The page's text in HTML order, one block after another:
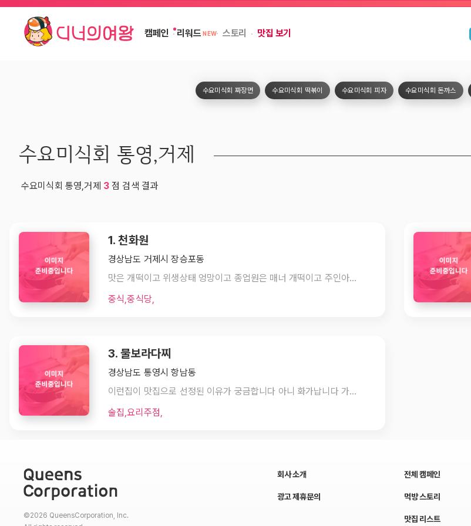
캠페인 리워드 NEW 스토리 맛집 보기
수요미식회 짜장면 수요미식회 떡볶이 수요미식회 피자 수요미식회 돈까스
수요미식회 통영,거제
수요미식회 통영,거제 3점 검색 결과
1. 천화원
경상남도 거제시 장승포동
맛은 개떡이고 위생상태 엉망이고 종업원은 매너 개떡이고 주인아줌마는 밖에 손님 기다린다고 다먹어가는 우리에게 눈치주고~누가 천화원 맛있다고 올린건지 글올린 블로거들아~돈 안받았으면 너희입은 개만도 못한입이다!~편의점가서 짬뽕라면 사먹는게 더 나았을듯!~
중식,중식당,
3. 물보라다찌
경상남도 통영시 항남동
이런집이 맛집으로 선정된 이유가 궁금합니다 아니 화가납니다 가격은 비싸고(30,000원/인)
술집,요리주점,
©2026 QueensCorporation, Inc.
회사 소개
광고 제휴문의
전체 캠페인
먹방 스토리
맛집 리스트